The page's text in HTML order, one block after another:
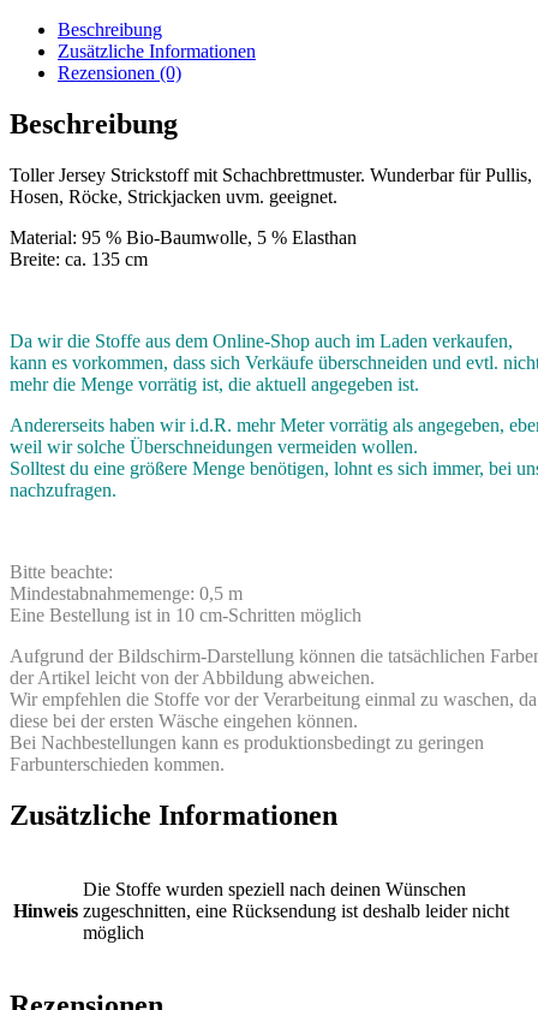
Beschreibung
Zusätzliche Informationen
Rezensionen (0)
Beschreibung
Toller Jersey Strickstoff mit Schachbrettmuster. Wunderbar für Pullis,
Hosen, Röcke, Strickjacken uvm. geeignet.
Material: 95 % Bio-Baumwolle, 5 % Elasthan
Breite: ca. 135 cm
Da wir die Stoffe aus dem Online-Shop auch im Laden verkaufen,
kann es vorkommen, dass sich Verkäufe überschneiden und evtl.
mehr die Menge vorrätig ist, die aktuell angegeben ist.
Andererseits haben wir i.d.R. mehr Meter vorrätig als angegeben,
weil wir solche Überschneidungen vermeiden wollen.
Solltest du eine größere Menge benötigen, lohnt es sich immer, bei
nachzufragen.
Bitte beachte:
Mindestabnahmemenge: 0,5 m
Eine Bestellung ist in 10 cm-Schritten möglich
Aufgrund der Bildschirm-Darstellung können die tatsächlichen
der Artikel leicht von der Abbildung abweichen.
Wir empfehlen die Stoffe vor der Verarbeitung einmal zu waschen, da
diese bei der ersten Wäsche eingehen können.
Bei Nachbestellungen kann es produktionsbedingt zu geringen
Farbunterschieden kommen.
Zusätzliche Informationen
Hinweis
Die Stoffe wurden speziell nach deinen Wünschen
zugeschnitten, eine Rücksendung ist deshalb leider nicht
möglich